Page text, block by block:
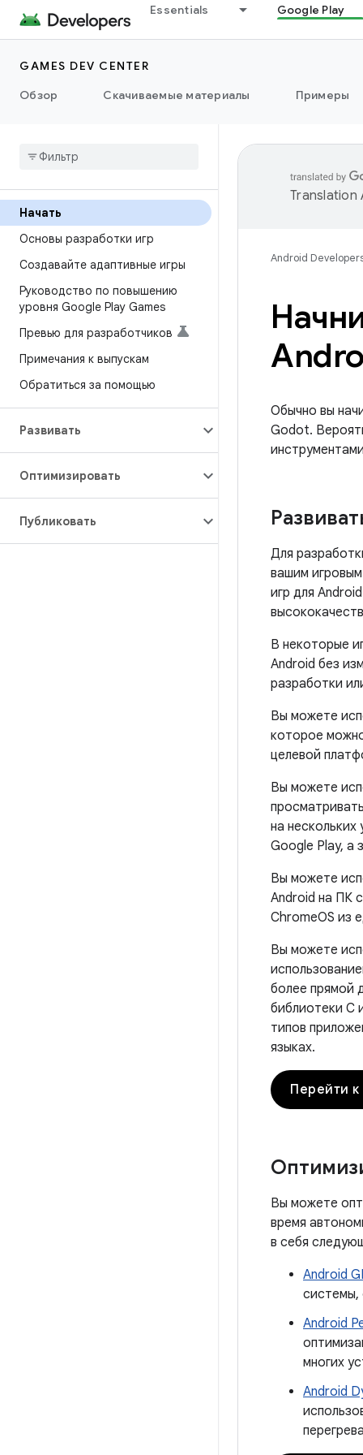
Essentials Google Play
GAMES DEV CENTER
Обзор
Скачиваемые материалы Примеры
Начать
Основы разработки игр
Создавайте адаптивные игры
Руководство по повышению
уровня Google Play Games
Превью для разработчиков
Примечания к выпускам
Обратиться за помощью
Развивать
Оптимизировать
Публиковать
Translation
Android
Обычно вы
Godot.
Для
вашим
игр для
В некоторые
Android без
разработки
Вы можете
которое
целевой
Вы можете
на
Google Play, а
Вы можете
Android на ПК
ChromeOS из
Вы можете
более прямой
библиотеки C
типов
языках.
Перейти к
Вы можете
время
в себя
Android
системы,
Android
многих
Android